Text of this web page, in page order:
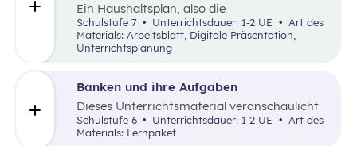
Ein Haushaltsplan, also die
Gegenüberstellung der eigenen Einnahmen
und Ausgaben, ist ein erster Schritt zur
finanziellen Selbstständigkeit. Sie ermöglicht
finanzieller Entscheidungen. Dahingehend
erfahren die Schüler:innen in der folgenden
Unterrichtssequenz, wie unterschiedliche
Kosten zugeordnet werden können und
erstellen darauf aufbauend einen
Schulstufe 7 Unterrichtsdauer: 1-2 UE
Materials: Arbeitsblatt, Digitale Präsentation,
Unterrichtsplanung
Banken und ihre Aufgaben
Dieses Unterrichtsmaterial veranschaulicht
die Funktionen der Banken als wichtiges
Dienstleistungsunternehmen.
Schulstufe 6 Unterrichtsdauer: 1-2 UE
Materials: Lernpaket